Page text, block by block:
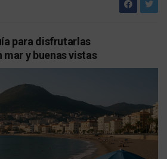
para disfrutarlas
y buenas vistas